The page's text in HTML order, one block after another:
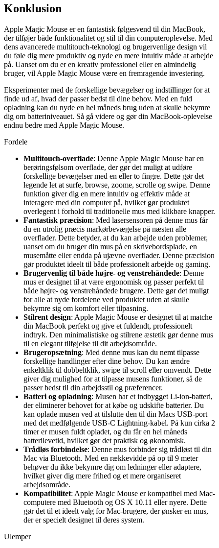
Konklusion
Apple Magic Mouse er en fantastisk følgesvend til din MacBook,
der tilføjer både funktionalitet og stil til din computeroplevelse. Med
dens avancerede multitouch-teknologi og brugervenlige design vil
du føle dig mere produktiv og nyde en mere intuitiv måde at arbejde
på. Uanset om du er en kreativ professionel eller en almindelig
bruger, vil Apple Magic Mouse være en fremragende investering.
Eksperimenter med de forskellige bevægelser og indstillinger for at
finde ud af, hvad der passer bedst til dine behov. Med en fuld
opladning kan du nyde en hel måneds brug uden at skulle bekymre
dig om batteriniveauet. Så gå videre og gør din MacBook-oplevelse
endnu bedre med Apple Magic Mouse.
Fordele
Multitouch-overflade: Denne Apple Magic Mouse har en
berøringsfølsom overflade, der gør det muligt at udføre
forskellige bevægelser med en eller to fingre. Dette gør det
legende let at surfe, browse, zoome, scrolle og swipe. Denne
funktion giver dig en mere intuitiv og effektiv måde at
interagere med din computer på, hvilket gør produktet
overlegent i forhold til traditionelle mus med klikbare knapper.
Fantastisk præcision: Med lasersensoren på denne mus får
du en utrolig præcis markørbevægelse på næsten alle
overflader. Dette betyder, at du kan arbejde uden problemer,
uanset om du bruger din mus på en skrivebordsplade, en
musemåtte eller endda på ujævne overflader. Denne præcision
gør produktet ideelt til både professionelt arbejde og gaming.
Brugervenlig til både højre- og venstrehåndede: Denne
mus er designet til at være ergonomisk og passer perfekt til
både højre- og venstrehåndede brugere. Dette gør det muligt
for alle at nyde fordelene ved produktet uden at skulle
bekymre sig om komfort eller tilpasning.
Stilrent design: Apple Magic Mouse er designet til at matche
din MacBook perfekt og give et fuldendt, professionelt
indtryk. Den minimalistiske og stilrene æstetik gør denne mus
til en elegant tilføjelse til dit arbejdsområde.
Brugeropsætning: Med denne mus kan du nemt tilpasse
forskellige handlinger efter dine behov. Du kan ændre
enkeltklik til dobbeltklik, swipe til scroll eller omvendt. Dette
giver dig mulighed for at tilpasse musens funktioner, så de
passer bedst til din arbejdsstil og præferencer.
Batteri og opladning: Musen har et indbygget Li-ion-batteri,
der eliminerer behovet for at købe og udskifte batterier. Du
kan oplade musen ved at tilslutte den til din Macs USB-port
med det medfølgende USB-C Lightning-kabel. På kun cirka 2
timer er musen fuldt opladet, og du får en hel måneds
batterilevetid, hvilket gør det praktisk og økonomisk.
Trådløs forbindelse: Denne mus forbinder sig trådløst til din
Mac via Bluetooth. Med en rækkevidde på op til 9 meter
behøver du ikke bekymre dig om ledninger eller adaptere,
hvilket giver dig mere frihed og et mere organiseret
arbejdsområde.
Kompatibilitet: Apple Magic Mouse er kompatibel med Mac-
computere med Bluetooth og OS X 10.11 eller nyere. Dette
gør det til et ideelt valg for Mac-brugere, der ønsker en mus,
der er specielt designet til deres system.
Ulemper